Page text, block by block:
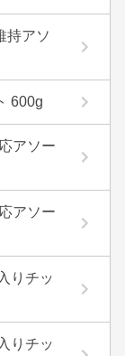
持アソ
600g
アソー
アソー
りチッ
りチッ